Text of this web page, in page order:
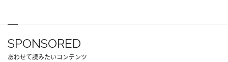
SPONSORED
あわせて読みたいコンテンツ